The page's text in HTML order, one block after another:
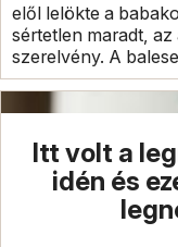
elől lelökte a
sértetlen maradt,
szerelvény. A
Itt volt a
idén és